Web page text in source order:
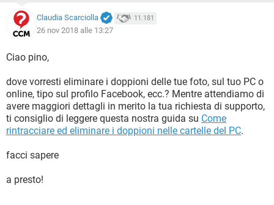
Claudia Scarciolla 11.181
26 nov 2018 alle 13:27
Ciao pino,
dove vorresti eliminare i doppioni delle tue foto, sul tuo PC o
online, tipo sul profilo Facebook, ecc.? Mentre attendiamo di
avere maggiori dettagli in merito la tua richiesta di supporto,
ti consiglio di leggere questa nostra guida su Come
rintracciare ed eliminare i doppioni nelle cartelle del PC.
facci sapere
a presto!